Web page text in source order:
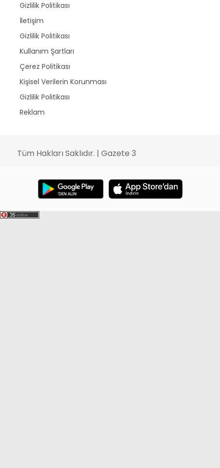
Gizlilik Politikası
İletişim
Gizlilik Politikası
Kullanım Şartları
Çerez Politikası
Kişisel Verilerin Korunması
Gizlilik Politikası
Reklam
Tüm Hakları Saklıdır. | Gazete 3